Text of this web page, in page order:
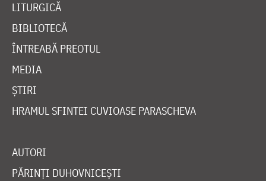
LITURGICĂ
BIBLIOTECĂ
ÎNTREABĂ PREOTUL
MEDIA
ȘTIRI
HRAMUL SFINTEI CUVIOASE PARASCHEVA
AUTORI
PĂRINȚI DUHOVNICEȘTI